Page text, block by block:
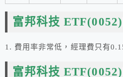
富邦科技 ETF
1. 費用率非常低，經理費只有
富邦科技 ETF(0052)